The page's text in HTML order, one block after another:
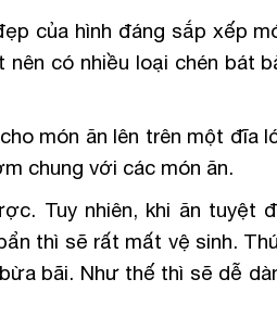
của hình đáng sắp xếp
có nhiều loại chén bát
món ăn lên trên một đĩa
chung với các món ăn.
Tuy nhiên, khi ăn tuyệt
thì sẽ rất mất vệ sinh.
bãi. Như thế thì sẽ dễ